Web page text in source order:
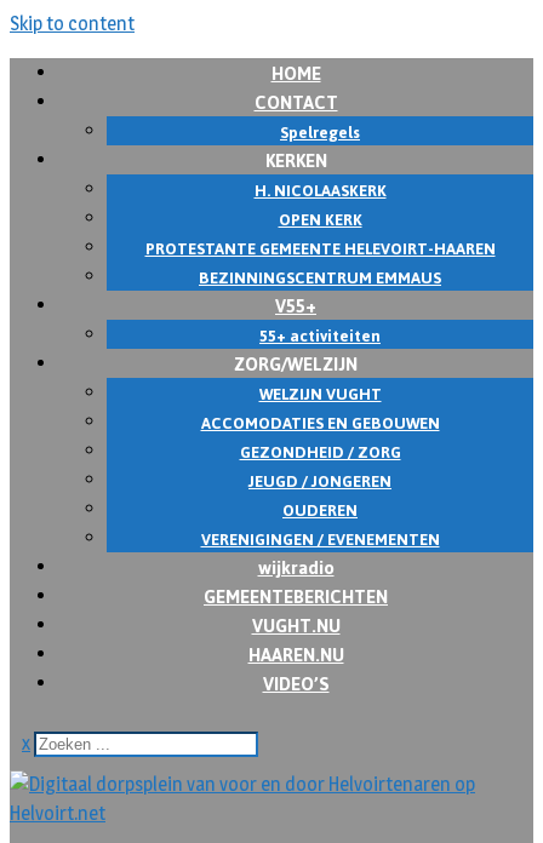
Skip to content
HOME
CONTACT
Spelregels
KERKEN
H. NICOLAASKERK
OPEN KERK
PROTESTANTE GEMEENTE HELEVOIRT-HAAREN
BEZINNINGSCENTRUM EMMAUS
V55+
55+ activiteiten
ZORG/WELZIJN
WELZIJN VUGHT
ACCOMODATIES EN GEBOUWEN
GEZONDHEID / ZORG
JEUGD / JONGEREN
OUDEREN
VERENIGINGEN / EVENEMENTEN
wijkradio
GEMEENTEBERICHTEN
VUGHT.NU
HAAREN.NU
VIDEO’S
x